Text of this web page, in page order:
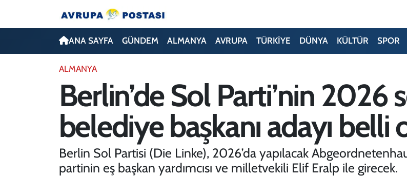
ANA SAYFA GÜNDEM ALMANYA AVRUPA TÜRKİYE DÜNYA KÜLTÜR SPOR
ALMANYA
Berlin’de Sol Parti’nin 2026
belediye başkanı adayı belli
Berlin Sol Partisi (Die Linke), 2026’da yapılacak
partinin eş başkan yardımcısı ve milletvekili Elif Eralp ile girecek.
ANA SAYFA
GÜNDEM
ALMANYA
Nöbetçi Eczaneler
Hava Durumu
İstanbul Namaz Vakitleri
Avrupa Ligi Puan Durumu ve Fikstür
Tüm Manşetler